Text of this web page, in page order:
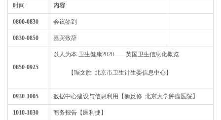
时间 内容
0800-0830 会议签到
0830-0850 嘉宾致辞
0850-0925
以人为本 卫生健康2020——英国卫生信息化概览
【琚文胜 北京市卫生计生委信息中心】
0930-1005 数据中心建设与信息利用【衡反修 北京大学肿瘤医院】
1010-1030 商务报告【医利捷】